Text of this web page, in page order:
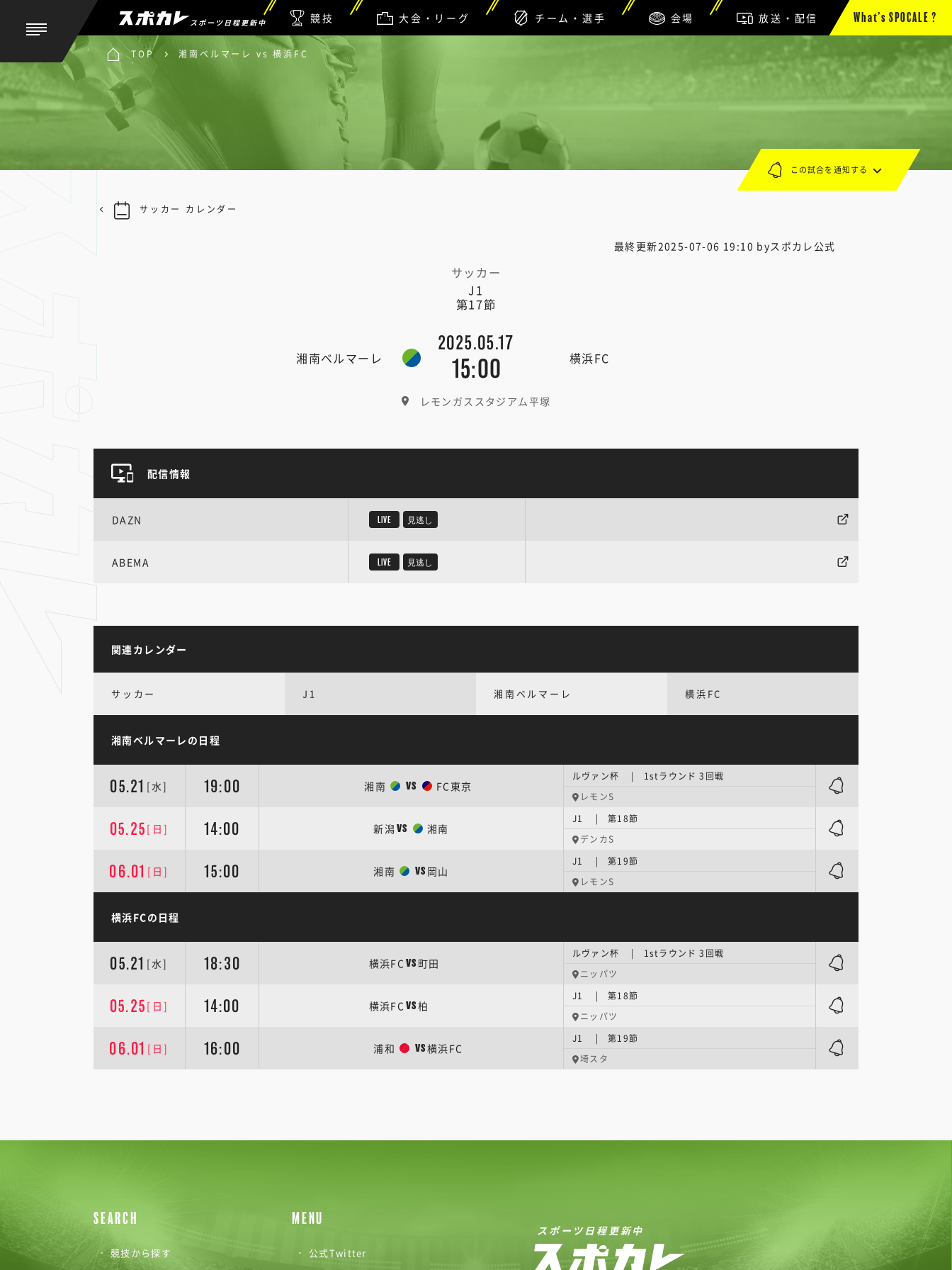
スポーツ日程更新中 競技 大会・リーグ チーム・選手 会場 放送・配信 What’s SPOCALE ?
TOP 湘南ベルマーレ vs 横浜FC
最終更新2025-07-06 19:10 byスポカレ公式
サッカー
J1
第17節
湘南ベルマーレ
2025.05.17
15:00 横浜FC
レモンガススタジアム平塚
この試合を通知する
サッカー カレンダー
配信情報
DAZN LIVE 見逃し
ABEMA LIVE 見逃し
関連カレンダー
サッカー J1 湘南ベルマーレ 横浜FC
湘南ベルマーレの日程
05.21 [水] 19:00 湘南 VS FC東京
ルヴァン杯 | 1stラウンド 3回戦
レモンS
05.25 [日] 14:00 新潟VS 湘南
J1 | 第18節
デンカS
06.01 [日] 15:00 湘南 VS 岡山
J1 | 第19節
レモンS
横浜FCの日程
05.21 [水] 18:30 横浜FCVS 町田
ルヴァン杯 | 1stラウンド 3回戦
ニッパツ
05.25 [日] 14:00 横浜FCVS柏
J1 | 第18節
ニッパツ
06.01 [日] 16:00 浦和 VS横浜FC
J1 | 第19節
埼スタ
SEARCH
競技から探す
MENU
公式Twitter
スポーツ日程更新中